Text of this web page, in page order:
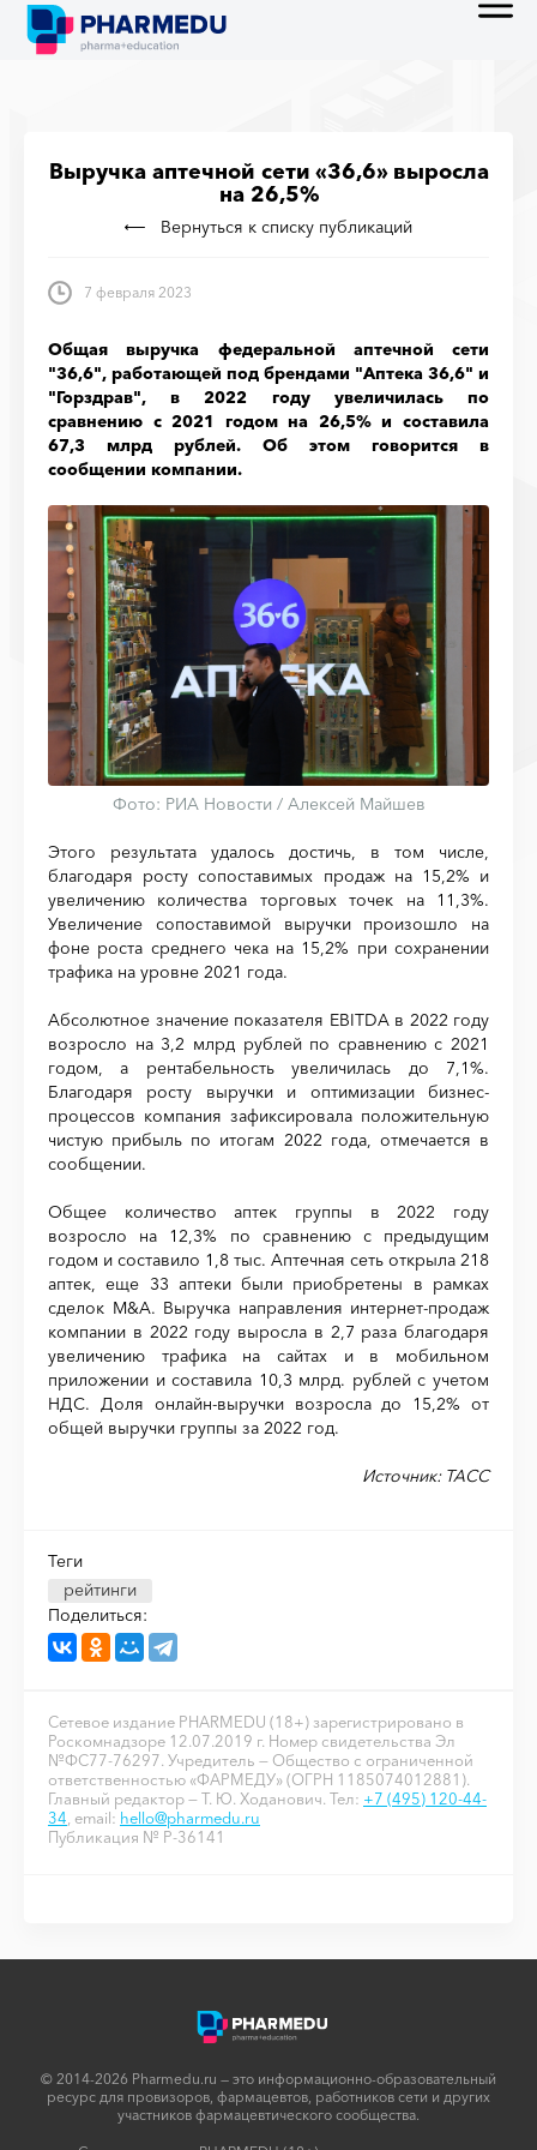
Выручка аптечной сети «36,6» выросла
на 26,5%
Вернуться к списку публикаций
7 февраля 2023
Общая выручка федеральной аптечной сети
"36,6", работающей под брендами "Аптека 36,6" и
"Горздрав", в 2022 году увеличилась по
сравнению с 2021 годом на 26,5% и составила
67,3 млрд рублей. Об этом говорится в
сообщении компании.
Фото: РИА Новости / Алексей Майшев
Этого результата удалось достичь, в том числе,
благодаря росту сопоставимых продаж на 15,2% и
увеличению количества торговых точек на 11,3%.
Увеличение сопоставимой выручки произошло на
фоне роста среднего чека на 15,2% при сохранении
трафика на уровне 2021 года.
Абсолютное значение показателя EBITDA в 2022 году
возросло на 3,2 млрд рублей по сравнению с 2021
годом, а рентабельность увеличилась до 7,1%.
Благодаря росту выручки и оптимизации бизнес-
процессов компания зафиксировала положительную
чистую прибыль по итогам 2022 года, отмечается в
сообщении.
Общее количество аптек группы в 2022 году
возросло на 12,3% по сравнению с предыдущим
годом и составило 1,8 тыс. Аптечная сеть открыла 218
аптек, еще 33 аптеки были приобретены в рамках
сделок M&A. Выручка направления интернет-продаж
компании в 2022 году выросла в 2,7 раза благодаря
увеличению трафика на сайтах и в мобильном
приложении и составила 10,3 млрд. рублей с учетом
НДС. Доля онлайн-выручки возросла до 15,2% от
общей выручки группы за 2022 год.
Источник: ТАСС
Теги
рейтинги
Поделиться:
Сетевое издание PHARMEDU (18+) зарегистрировано в
Роскомнадзоре 12.07.2019 г. Номер свидетельства Эл
№ФС77-76297. Учредитель — Общество с ограниченной
ответственностью «ФАРМЕДУ» (ОГРН 1185074012881).
Главный редактор — Т. Ю. Ходанович. Тел: +7 (495) 120-44-
34, email: hello@pharmedu.ru
Публикация № P-36141
© 2014-2026 Pharmedu.ru — это информационно-образовательный
ресурс для провизоров, фармацевтов, работников сети и других
участников фармацевтического сообщества.